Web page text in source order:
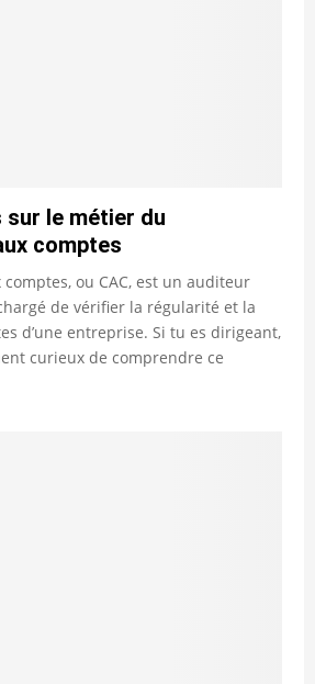
sur le métier du
comptes
ou CAC, est un auditeur
de vérifier la régularité et la
d’une entreprise. Si tu es dirigeant,
curieux de comprendre ce